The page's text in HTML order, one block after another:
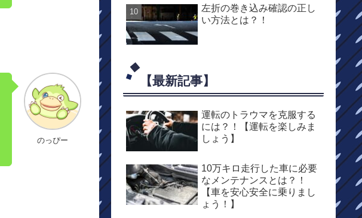
のっぴー
左折の巻き込み確認の正し
い方法とは？！
【最新記事】
運転のトラウマを克服する
には？！【運転を楽しみま
しょう】
10万キロ走行した車に必要
なメンテナンスとは？！
【車を安心安全に乗りまし
ょう！】